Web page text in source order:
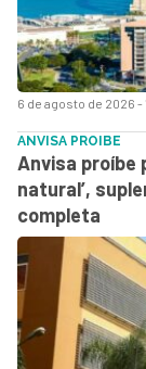
6 de agosto de 2026 -
ANVISA PROIBE
Anvisa proíbe
natural’,
completa